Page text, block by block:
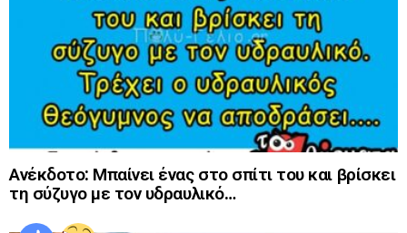
Ανέκδοτο: Μπαίνει ένας στο σπίτι του και βρίσκει
τη σύζυγο με τον υδραυλικό…